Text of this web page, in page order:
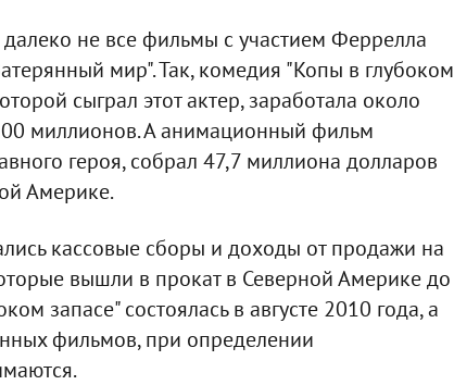
далеко не все фильмы с участием Феррелла
мир". Так, комедия "Копы в глубоком
сыграл этот актер, заработала около
миллионов. А анимационный фильм
героя, собрал 47,7 миллиона долларов
Америке.
кассовые сборы и доходы от продажи на
вышли в прокат в Северной Америке до
запасе" состоялась в августе 2010 года, а
фильмов, при определении